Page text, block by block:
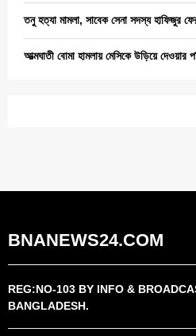
তনু হত্যা মামলা, সাবেক সেনা সদস্য হাফিজুর
আত্মঘাতী বোমা হামলায় মেসিকে উড়িয়ে দেওয়ার
BNANEWS24.COM
REG:NO-103 BY INFO &
BANGLADESH.